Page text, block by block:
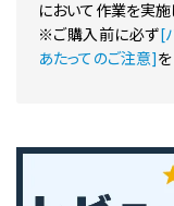
において作業を実施
※ご購入前に必ず[
あたってのご注意]